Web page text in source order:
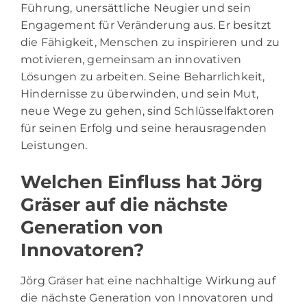
Führung, unersättliche Neugier und sein
Engagement für Veränderung aus. Er besitzt
die Fähigkeit, Menschen zu inspirieren und zu
motivieren, gemeinsam an innovativen
Lösungen zu arbeiten. Seine Beharrlichkeit,
Hindernisse zu überwinden, und sein Mut,
neue Wege zu gehen, sind Schlüsselfaktoren
für seinen Erfolg und seine herausragenden
Leistungen.
Welchen Einfluss hat Jörg
Gräser auf die nächste
Generation von
Innovatoren?
Jörg Gräser hat eine nachhaltige Wirkung auf
die nächste Generation von Innovatoren und